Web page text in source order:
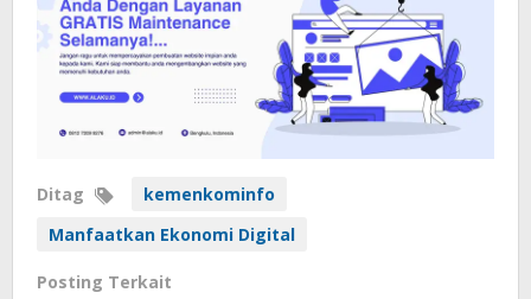
Ditag
kemenkominfo
Manfaatkan Ekonomi Digital
Posting Terkait